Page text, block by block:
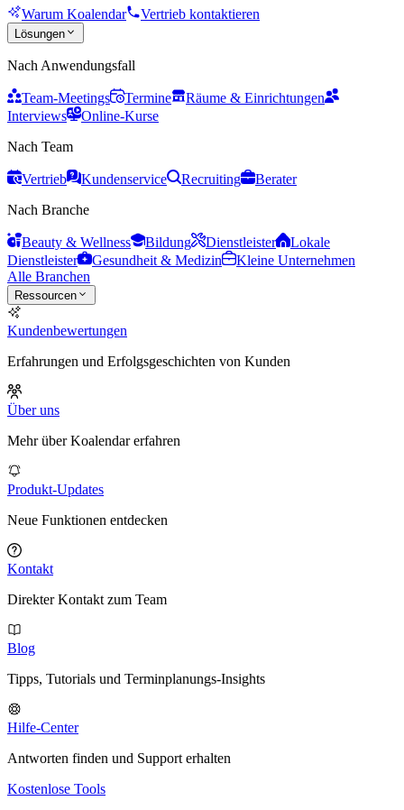
Warum Koalendar Vertrieb kontaktieren
Lösungen
Nach Anwendungsfall
Team-Meetings Termine
Räume & Einrichtungen
Interviews
Online-Kurse
Nach Team
Vertrieb Kundenservice Recruiting
Berater
Nach Branche
Beauty & Wellness Bildung Dienstleister
Lokale
Dienstleister
Gesundheit & Medizin
Kleine Unternehmen
Alle Branchen
Ressourcen
Kundenbewertungen
Erfahrungen und Erfolgsgeschichten von Kunden
Über uns
Mehr über Koalendar erfahren
Produkt-Updates
Neue Funktionen entdecken
Kontakt
Direkter Kontakt zum Team
Blog
Tipps, Tutorials und Terminplanungs-Insights
Hilfe-Center
Antworten finden und Support erhalten
Kostenlose Tools